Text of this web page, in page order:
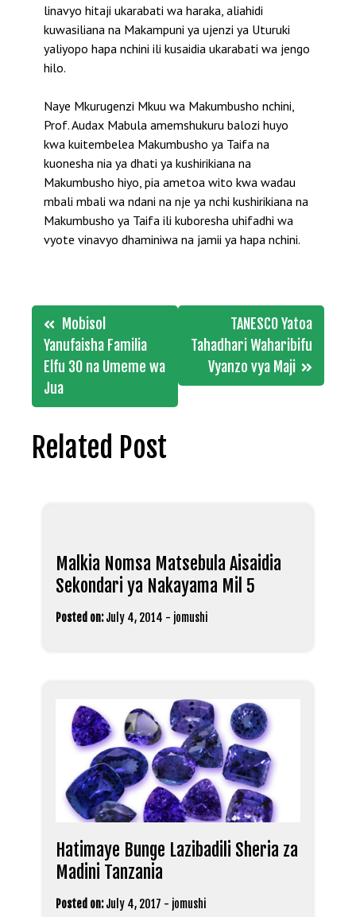
linavyo hitaji ukarabati wa haraka, aliahidi
kuwasiliana na Makampuni ya ujenzi ya Uturuki
yaliyopo hapa nchini ili kusaidia ukarabati wa jengo
hilo.
Naye Mkurugenzi Mkuu wa Makumbusho nchini,
Prof. Audax Mabula amemshukuru balozi huyo
kwa kuitembelea Makumbusho ya Taifa na
kuonesha nia ya dhati ya kushirikiana na
Makumbusho hiyo, pia ametoa wito kwa wadau
mbali mbali wa ndani na nje ya nchi kushirikiana na
Makumbusho ya Taifa ili kuboresha uhifadhi wa
vyote vinavyo dhaminiwa na jamii ya hapa nchini.
Post
navigation
Mobisol
Yanufaisha Familia
Elfu 30 na Umeme wa
Jua
TANESCO Yatoa
Tahadhari Waharibifu
Vyanzo vya Maji
Related Post
Malkia Nomsa Matsebula Aisaidia
Sekondari ya Nakayama Mil 5
Posted on: July 4, 2014 - jomushi
Hatimaye Bunge Lazibadili Sheria za
Madini Tanzania
Posted on: July 4, 2017 - jomushi